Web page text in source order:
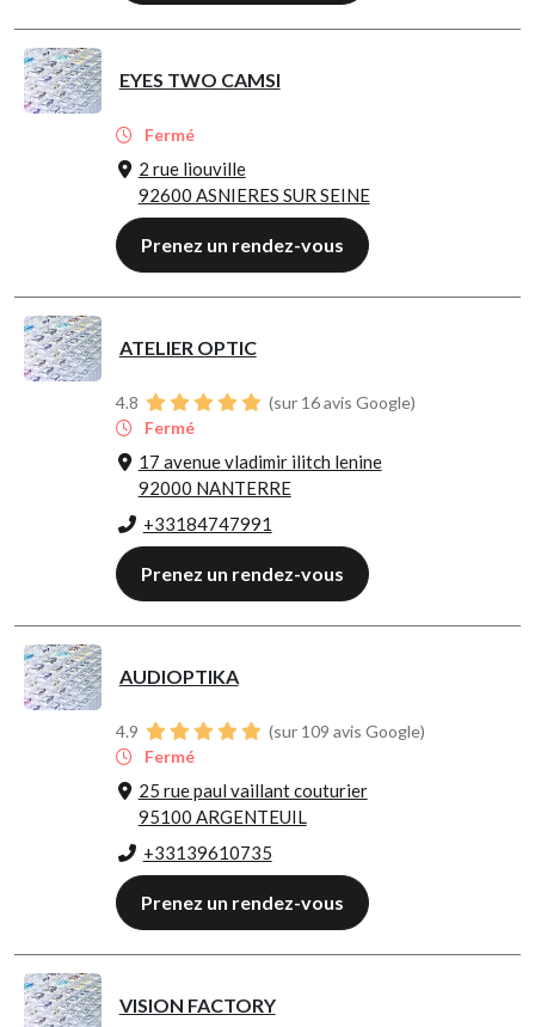
EYES TWO CAMSI
Fermé
2 rue liouville
92600 ASNIERES SUR SEINE
Prenez un rendez-vous
ATELIER OPTIC
4.8
(sur 16 avis Google)
Fermé
17 avenue vladimir ilitch lenine
92000 NANTERRE
+33184747991
Prenez un rendez-vous
AUDIOPTIKA
4.9
(sur 109 avis Google)
Fermé
25 rue paul vaillant couturier
95100 ARGENTEUIL
+33139610735
Prenez un rendez-vous
VISION FACTORY